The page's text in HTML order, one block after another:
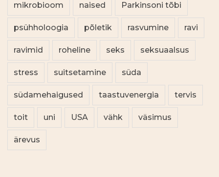
mikrobioom naised Parkinsoni tõbi
psühholoogia põletik rasvumine ravi
ravimid roheline seks seksuaalsus
stress suitsetamine süda
südamehaigused taastuvenergia tervis
toit uni USA vähk väsimus
ärevus